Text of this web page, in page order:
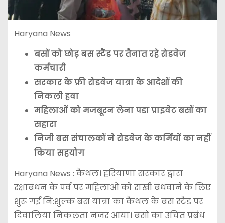
Haryana News
बसों को छोड़ बस स्टैंड पर तैनात रहे रोडवेज
कर्मचारी
सरकार के फ्री रोडवेज यात्रा के आदेशों की
निकली हवा
महिलाओं को मजबूरन लेना पडा प्राइवेट बसों का
सहारा
निजी बस संचालकों ने रोडवेज के कर्मियों का नहीं
किया सहयोग
Haryana News : कैथल। हरियाणा सरकार द्वारा
रक्षाबंधन के पर्व पर महिलाओं को राखी बंधवाने के लिए
शुरू गई नि:शुल्क बस यात्रा का कैथल के बस स्टैंड पर
दिवालिया निकलता नजर आया। बसों का उचित प्रबंध